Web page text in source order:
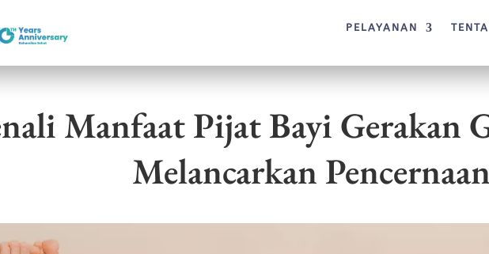
PELAYANAN
Manfaat Pijat Bayi Gerakan
Melancarkan Pencernaan